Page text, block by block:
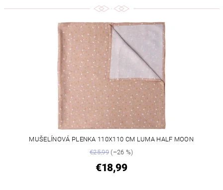
MUŠELÍNOVÁ PLENKA 110X110 CM LUMA HALF MOON
€25,99(–26 %)
€18,99